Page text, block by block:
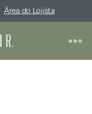
Área do Lojista